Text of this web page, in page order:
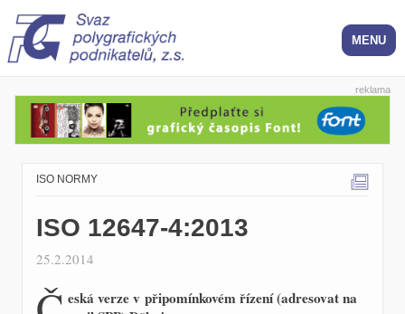
reklama
ISO NORMY
ISO 12647-4:2013
25.2.2014
eská verze v připomínkovém řízení (adresovat na